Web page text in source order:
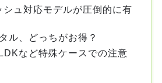
ュ対応モデルが圧倒的に有
ル、どっちがお得？
など特殊ケースでの注意